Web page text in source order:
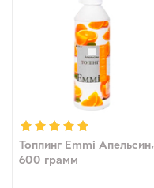
Топпинг Emmi Апельсин,
600 грамм